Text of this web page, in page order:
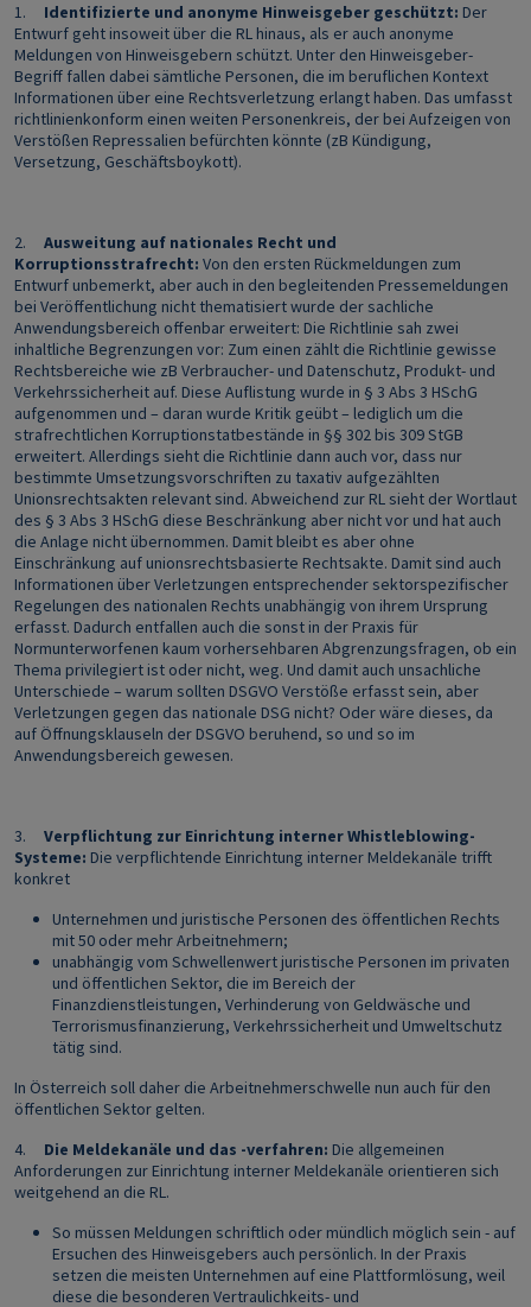
1. Identifizierte und anonyme Hinweisgeber geschützt: Der
Entwurf geht insoweit über die RL hinaus, als er auch anonyme
Meldungen von Hinweisgebern schützt. Unter den Hinweisgeber-
Begriff fallen dabei sämtliche Personen, die im beruflichen Kontext
Informationen über eine Rechtsverletzung erlangt haben. Das umfasst
richtlinienkonform einen weiten Personenkreis, der bei Aufzeigen von
Verstößen Repressalien befürchten könnte (zB Kündigung,
Versetzung, Geschäftsboykott).
2. Ausweitung auf nationales Recht und
Korruptionsstrafrecht: Von den ersten Rückmeldungen zum
Entwurf unbemerkt, aber auch in den begleitenden Pressemeldungen
bei Veröffentlichung nicht thematisiert wurde der sachliche
Anwendungsbereich offenbar erweitert: Die Richtlinie sah zwei
inhaltliche Begrenzungen vor: Zum einen zählt die Richtlinie gewisse
Rechtsbereiche wie zB Verbraucher- und Datenschutz, Produkt- und
Verkehrssicherheit auf. Diese Auflistung wurde in § 3 Abs 3 HSchG
aufgenommen und – daran wurde Kritik geübt – lediglich um die
strafrechtlichen Korruptionstatbestände in §§ 302 bis 309 StGB
erweitert. Allerdings sieht die Richtlinie dann auch vor, dass nur
bestimmte Umsetzungsvorschriften zu taxativ aufgezählten
Unionsrechtsakten relevant sind. Abweichend zur RL sieht der Wortlaut
des § 3 Abs 3 HSchG diese Beschränkung aber nicht vor und hat auch
die Anlage nicht übernommen. Damit bleibt es aber ohne
Einschränkung auf unionsrechtsbasierte Rechtsakte. Damit sind auch
Informationen über Verletzungen entsprechender sektorspezifischer
Regelungen des nationalen Rechts unabhängig von ihrem Ursprung
erfasst. Dadurch entfallen auch die sonst in der Praxis für
Normunterworfenen kaum vorhersehbaren Abgrenzungsfragen, ob ein
Thema privilegiert ist oder nicht, weg. Und damit auch unsachliche
Unterschiede – warum sollten DSGVO Verstöße erfasst sein, aber
Verletzungen gegen das nationale DSG nicht? Oder wäre dieses, da
auf Öffnungsklauseln der DSGVO beruhend, so und so im
Anwendungsbereich gewesen.
3. Verpflichtung zur Einrichtung interner Whistleblowing-
Systeme: Die verpflichtende Einrichtung interner Meldekanäle trifft
konkret
Unternehmen und juristische Personen des öffentlichen Rechts
mit 50 oder mehr Arbeitnehmern;
unabhängig vom Schwellenwert juristische Personen im privaten
und öffentlichen Sektor, die im Bereich der
Finanzdienstleistungen, Verhinderung von Geldwäsche und
Terrorismusfinanzierung, Verkehrssicherheit und Umweltschutz
tätig sind.
In Österreich soll daher die Arbeitnehmerschwelle nun auch für den
öffentlichen Sektor gelten.
4. Die Meldekanäle und das -verfahren: Die allgemeinen
Anforderungen zur Einrichtung interner Meldekanäle orientieren sich
weitgehend an die RL.
So müssen Meldungen schriftlich oder mündlich möglich sein - auf
Ersuchen des Hinweisgebers auch persönlich. In der Praxis
setzen die meisten Unternehmen auf eine Plattformlösung, weil
diese die besonderen Vertraulichkeits- und